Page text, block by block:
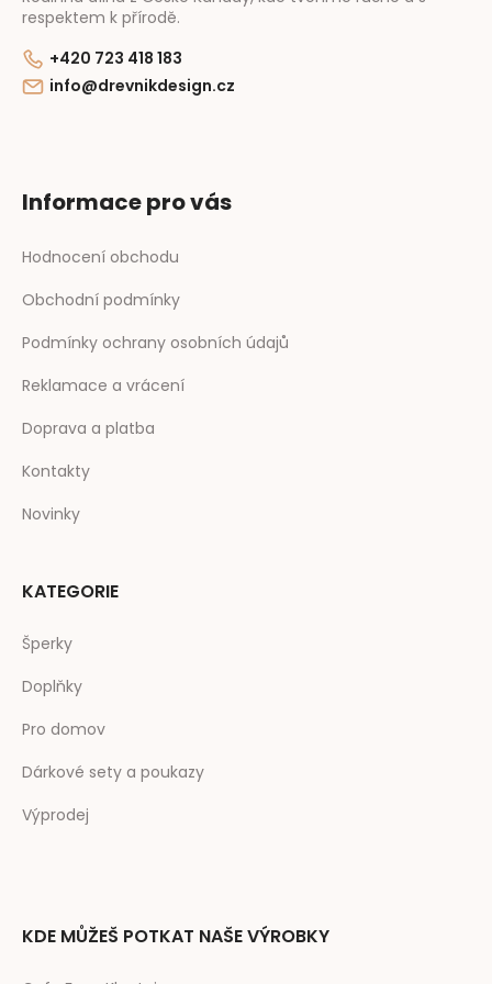
respektem k přírodě.
+420 723 418 183
info@drevnikdesign.cz
Informace pro vás
Hodnocení obchodu
Obchodní podmínky
Podmínky ochrany osobních údajů
Reklamace a vrácení
Doprava a platba
Kontakty
Novinky
KATEGORIE
Šperky
Doplňky
Pro domov
Dárkové sety a poukazy
Výprodej
KDE MŮŽEŠ POTKAT NAŠE VÝROBKY